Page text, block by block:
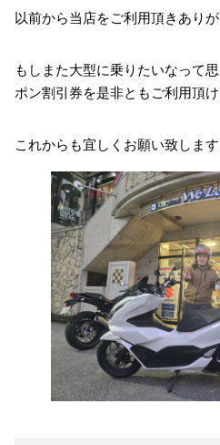
以前から当店をご利用頂きあり
もしまた大型に乗りたいなって
ポン割引券を是非ともご利用頂
これからも宜しくお願い致します